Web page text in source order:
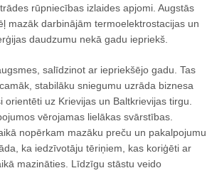
rūpniecības izlaides apjomi. Augstās
mazāk darbinājām termoelektrostacijas un
daudzumu nekā gadu iepriekš.
salīdzinot ar iepriekšējo gadu. Tas
stabilāku sniegumu uzrāda biznesa
uz Krievijas un Baltkrievijas tirgu.
vērojamas lielākas svārstības.
nopērkam mazāku preču un pakalpojumu
ka iedzīvotāju tēriņiem, kas koriģēti ar
mazināties. Līdzīgu stāstu veido